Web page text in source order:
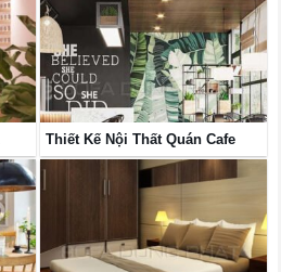
Thiết Kế Nội Thất Quán Cafe